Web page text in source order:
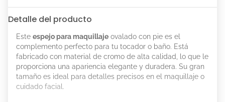
Detalle del producto
Este espejo para maquillaje ovalado con pie es el
complemento perfecto para tu tocador o baño. Está
fabricado con material de cromo de alta calidad, lo que le
proporciona una apariencia elegante y duradera. Su gran
tamaño es ideal para detalles precisos en el maquillaje o
cuidado facial.